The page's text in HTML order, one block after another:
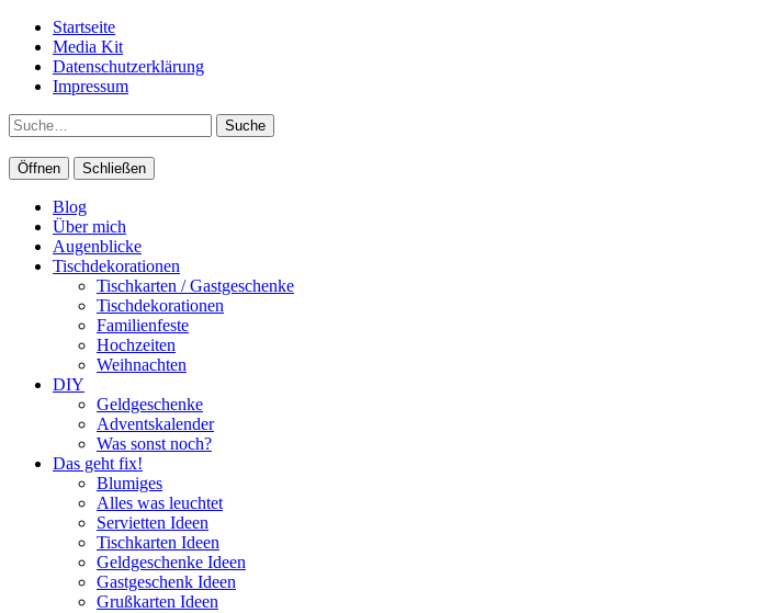
Startseite
Media Kit
Datenschutzerklärung
Impressum
Suche
Öffnen Schließen
Blog
Über mich
Augenblicke
Tischdekorationen
Tischkarten / Gastgeschenke
Tischdekorationen
Familienfeste
Hochzeiten
Weihnachten
DIY
Geldgeschenke
Adventskalender
Was sonst noch?
Das geht fix!
Blumiges
Alles was leuchtet
Servietten Ideen
Tischkarten Ideen
Geldgeschenke Ideen
Gastgeschenk Ideen
Grußkarten Ideen